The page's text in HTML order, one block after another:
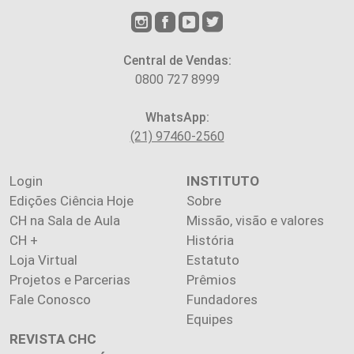
Central de Vendas:
0800 727 8999
WhatsApp:
(21) 97460-2560
Login
Edições Ciência Hoje
CH na Sala de Aula
CH +
Loja Virtual
Projetos e Parcerias
Fale Conosco
INSTITUTO
Sobre
Missão, visão e valores
História
Estatuto
Prêmios
Fundadores
Equipes
REVISTA CHC